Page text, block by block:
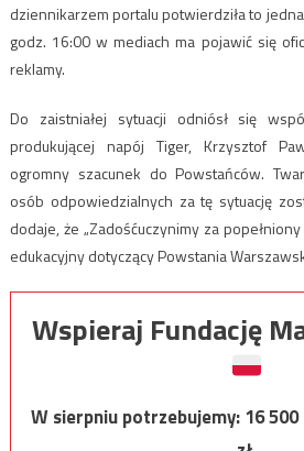
dziennikarzem portalu potwierdziła to
godz. 16:00 w mediach ma pojawić się
reklamy.
Do zaistniałej sytuacji odniósł się
produkującej napój Tiger, Krzysztof
ogromny szacunek do Powstańców.
osób odpowiedzialnych za tę sytuację
dodaje, że „Zadośćuczynimy za
edukacyjny dotyczący Powstania
Wspieraj Fundację
W sierpniu potrzebujemy:16 500